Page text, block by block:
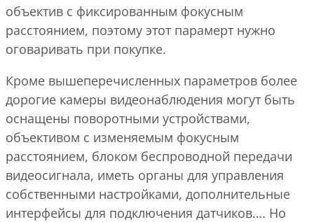
объектив с фиксированным фокусным
расстоянием, поэтому этот парамерт нужно
оговаривать при покупке.
Кроме вышеперечисленных параметров более
дорогие камеры видеонаблюдения могут быть
оснащены поворотными устройствами,
объективом с изменяемым фокусным
расстоянием, блоком беспроводной передачи
видеосигнала, иметь органы для управления
собственными настройками, дополнительные
интерфейсы для подключения датчиков…. Но